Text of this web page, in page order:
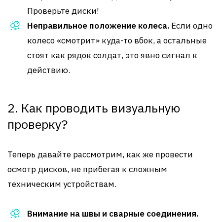
Проверьте диски!
Неправильное положение колеса. Если одно
колесо «смотрит» куда-то вбок, а остальные
стоят как рядок солдат, это явно сигнал к
действию.
2. Как проводить визуальную
проверку?
Теперь давайте рассмотрим, как же провести
осмотр дисков, не прибегая к сложным
техническим устройствам.
Внимание на швы и сварные соединения.